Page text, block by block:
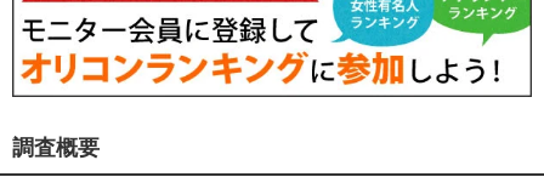
調査概要